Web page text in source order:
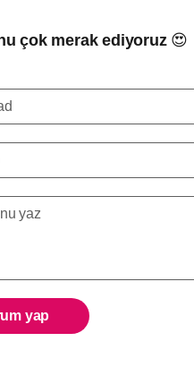
çok merak ediyoruz 😍
yap